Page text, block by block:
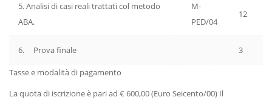
5. Analisi di casi reali trattati col metodo
ABA.
M-
PED/04
12
6. Prova finale 3
Tasse e modalità di pagamento
La quota di iscrizione è pari ad € 600,00 (Euro Seicento/00) Il